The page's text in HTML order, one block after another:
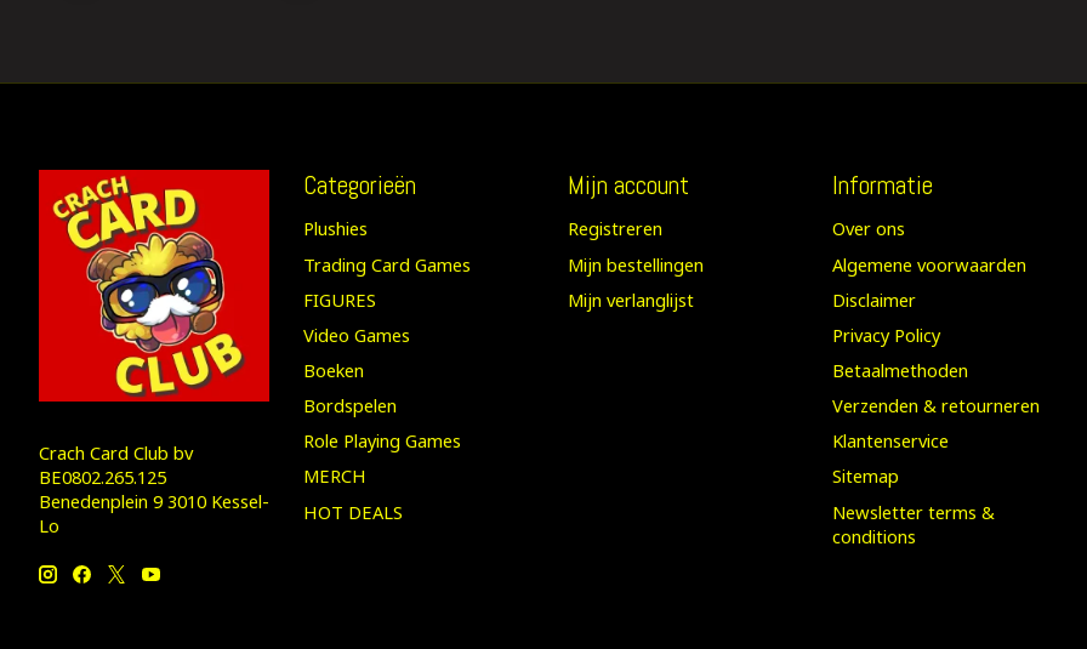
Crach Card Club bv
BE0802.265.125
Benedenplein 9 3010 Kessel-
Lo
Categorieën
Plushies
Trading Card Games
FIGURES
Video Games
Boeken
Bordspelen
Role Playing Games
MERCH
HOT DEALS
Mijn account
Registreren
Mijn bestellingen
Mijn verlanglijst
Informatie
Over ons
Algemene voorwaarden
Disclaimer
Privacy Policy
Betaalmethoden
Verzenden & retourneren
Klantenservice
Sitemap
Newsletter terms &
conditions